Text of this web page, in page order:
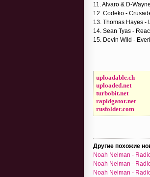
11. Alvaro & D-
12. Codeko -
13. Thomas Hayes -
14. Sean Tyas -
15. Devin Wild -
uploadable.ch
uploaded.net
turbobit.net
rapidgator.net
rusfolder.com
Другие похожие
Noah Neiman -
Noah Neiman -
Noah Neiman -